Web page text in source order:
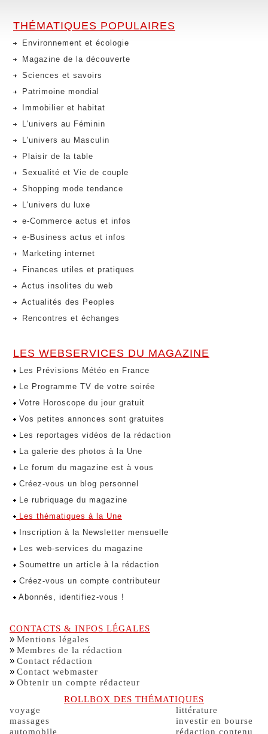
THÉMATIQUES POPULAIRES
Environnement et écologie
Magazine de la découverte
Sciences et savoirs
Patrimoine mondial
Immobilier et habitat
L'univers au Féminin
L'univers au Masculin
Plaisir de la table
Sexualité et Vie de couple
Shopping mode tendance
L'univers du luxe
e-Commerce actus et infos
e-Business actus et infos
Marketing internet
Finances utiles et pratiques
Actus insolites du web
Actualités des Peoples
Rencontres et échanges
LES WEBSERVICES DU MAGAZINE
Les Prévisions Météo en France
Le Programme TV de votre soirée
Votre Horoscope du jour gratuit
Vos petites annonces sont gratuites
Les reportages vidéos de la rédaction
La galerie des photos à la Une
Le forum du magazine est à vous
Créez-vous un blog personnel
Le rubriquage du magazine
Les thématiques à la Une
Inscription à la Newsletter mensuelle
Les web-services du magazine
Soumettre un article à la rédaction
Créez-vous un compte contributeur
Abonnés, identifiez-vous !
CONTACTS & INFOS LÉGALES
» Mentions légales
» Membres de la rédaction
» Contact rédaction
» Contact webmaster
» Obtenir un compte rédacteur
ROLLBOX DES THÉMATIQUES
voyage
massages
automobile
littérature
investir en bourse
rédaction contenu